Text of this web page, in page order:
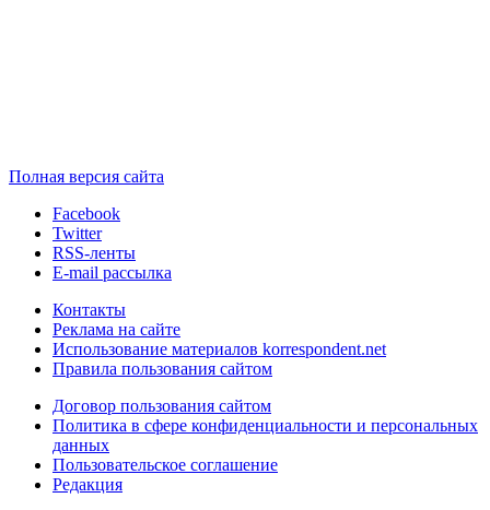
Полная версия сайта
Facebook
Twitter
RSS-ленты
E-mail рассылка
Контакты
Реклама на сайте
Использование материалов korrespondent.net
Правила пользования сайтом
Договор пользования сайтом
Политика в сфере конфиденциальности и персональных
данных
Пользовательское соглашение
Редакция